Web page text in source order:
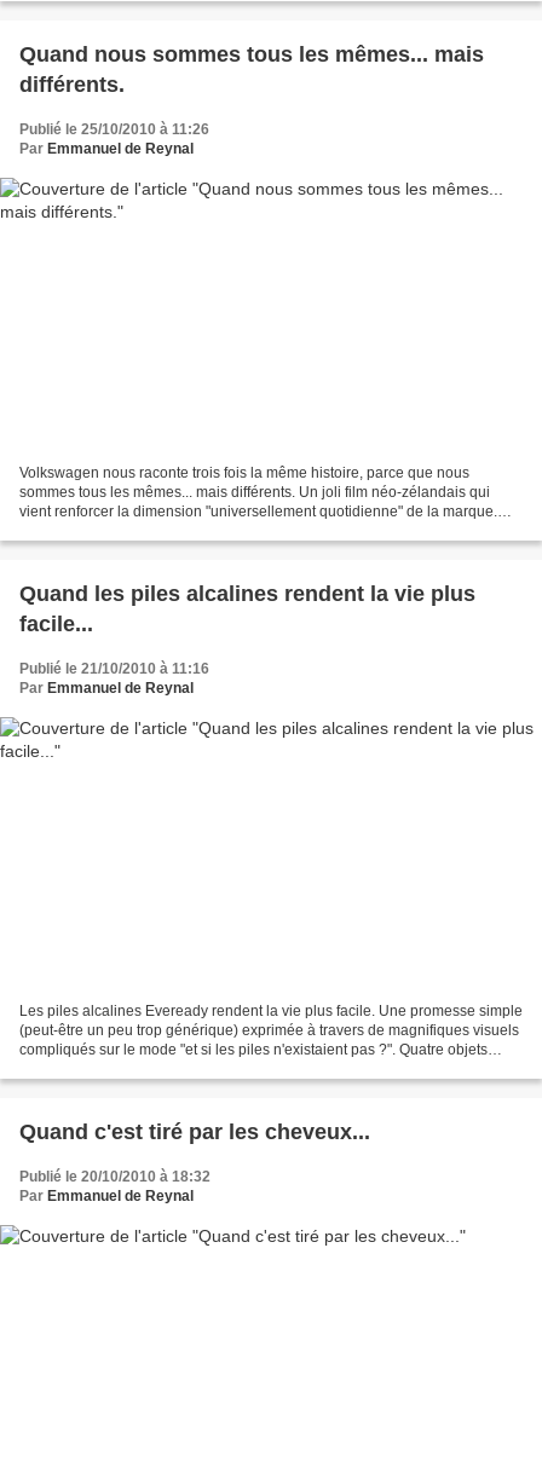
Quand nous sommes tous les mêmes... mais
différents.
Publié le 25/10/2010 à 11:26
Par Emmanuel de Reynal
Volkswagen nous raconte trois fois la même histoire, parce que nous
sommes tous les mêmes... mais différents. Un joli film néo-zélandais qui
vient renforcer la dimension "universellement quotidienne" de la marque.
Quand les piles alcalines rendent la vie plus
facile...
Publié le 21/10/2010 à 11:16
Par Emmanuel de Reynal
Les piles alcalines Eveready rendent la vie plus facile. Une promesse simple
(peut-être un peu trop générique) exprimée à travers de magnifiques visuels
compliqués sur le mode "et si les piles n'existaient pas ?". Quatre objets
Quand c'est tiré par les cheveux...
Publié le 20/10/2010 à 18:32
Par Emmanuel de Reynal